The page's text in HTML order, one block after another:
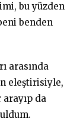
bu yüzden
benden
arasında
eleştirisiyle,
arayıp da